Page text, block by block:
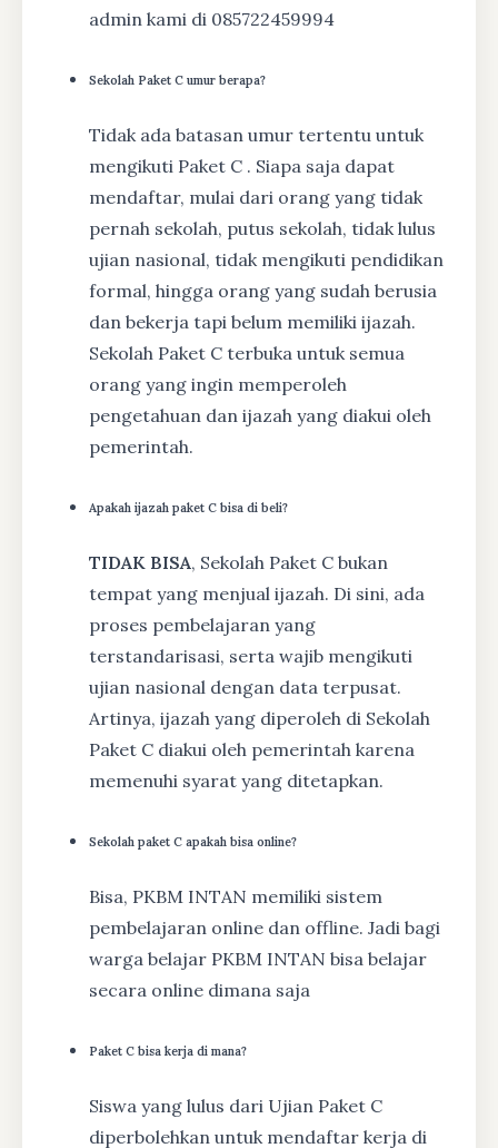
admin kami di 085722459994
Sekolah Paket C umur berapa?
Tidak ada batasan umur tertentu untuk
mengikuti Paket C . Siapa saja dapat
mendaftar, mulai dari orang yang tidak
pernah sekolah, putus sekolah, tidak lulus
ujian nasional, tidak mengikuti pendidikan
formal, hingga orang yang sudah berusia
dan bekerja tapi belum memiliki ijazah.
Sekolah Paket C terbuka untuk semua
orang yang ingin memperoleh
pengetahuan dan ijazah yang diakui oleh
pemerintah.
Apakah ijazah paket C bisa di beli?
TIDAK BISA, Sekolah Paket C bukan
tempat yang menjual ijazah. Di sini, ada
proses pembelajaran yang
terstandarisasi, serta wajib mengikuti
ujian nasional dengan data terpusat.
Artinya, ijazah yang diperoleh di Sekolah
Paket C diakui oleh pemerintah karena
memenuhi syarat yang ditetapkan.
Sekolah paket C apakah bisa online?
Bisa, PKBM INTAN memiliki sistem
pembelajaran online dan offline. Jadi bagi
warga belajar PKBM INTAN bisa belajar
secara online dimana saja
Paket C bisa kerja di mana?
Siswa yang lulus dari Ujian Paket C
diperbolehkan untuk mendaftar kerja di